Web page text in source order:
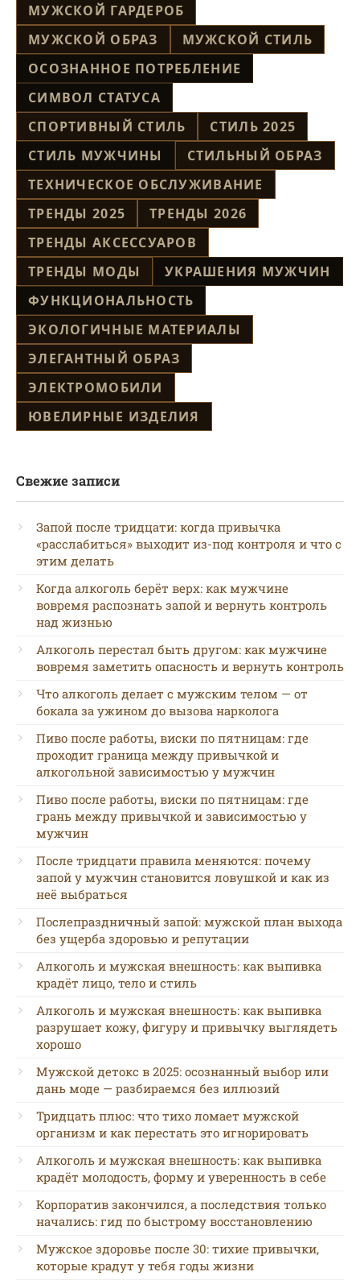
МУЖСКОЙ ГАРДЕРОБ
МУЖСКОЙ ОБРАЗ
МУЖСКОЙ СТИЛЬ
ОСОЗНАННОЕ ПОТРЕБЛЕНИЕ
СИМВОЛ СТАТУСА
СПОРТИВНЫЙ СТИЛЬ
СТИЛЬ 2025
СТИЛЬ МУЖЧИНЫ
СТИЛЬНЫЙ ОБРАЗ
ТЕХНИЧЕСКОЕ ОБСЛУЖИВАНИЕ
ТРЕНДЫ 2025
ТРЕНДЫ 2026
ТРЕНДЫ АКСЕССУАРОВ
ТРЕНДЫ МОДЫ
УКРАШЕНИЯ МУЖЧИН
ФУНКЦИОНАЛЬНОСТЬ
ЭКОЛОГИЧНЫЕ МАТЕРИАЛЫ
ЭЛЕГАНТНЫЙ ОБРАЗ
ЭЛЕКТРОМОБИЛИ
ЮВЕЛИРНЫЕ ИЗДЕЛИЯ
Свежие записи
Запой после тридцати: когда привычка
«расслабиться» выходит из-под контроля и что с
этим делать
Когда алкоголь берёт верх: как мужчине
вовремя распознать запой и вернуть контроль
над жизнью
Алкоголь перестал быть другом: как мужчине
вовремя заметить опасность и вернуть контроль
Что алкоголь делает с мужским телом — от
бокала за ужином до вызова нарколога
Пиво после работы, виски по пятницам: где
проходит граница между привычкой и
алкогольной зависимостью у мужчин
Пиво после работы, виски по пятницам: где
грань между привычкой и зависимостью у
мужчин
После тридцати правила меняются: почему
запой у мужчин становится ловушкой и как из
неё выбраться
Послепраздничный запой: мужской план выхода
без ущерба здоровью и репутации
Алкоголь и мужская внешность: как выпивка
крадёт лицо, тело и стиль
Алкоголь и мужская внешность: как выпивка
разрушает кожу, фигуру и привычку выглядеть
хорошо
Мужской детокс в 2025: осознанный выбор или
дань моде — разбираемся без иллюзий
Тридцать плюс: что тихо ломает мужской
организм и как перестать это игнорировать
Алкоголь и мужская внешность: как выпивка
крадёт молодость, форму и уверенность в себе
Корпоратив закончился, а последствия только
начались: гид по быстрому восстановлению
Мужское здоровье после 30: тихие привычки,
которые крадут у тебя годы жизни